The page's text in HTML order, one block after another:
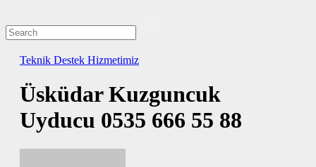
Teknik Destek Hizmetimiz
Üsküdar Kuzguncuk
Uyducu 0535 666 55 88